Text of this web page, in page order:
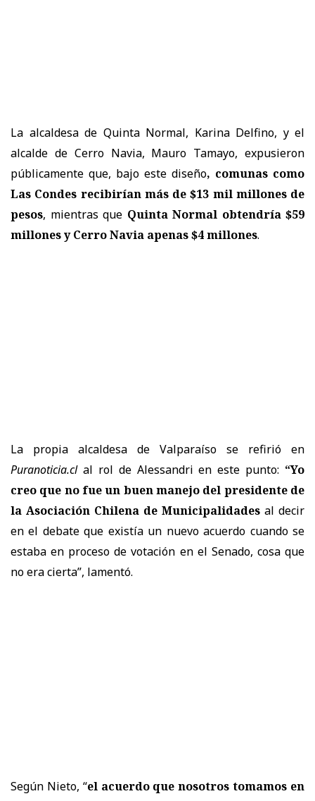
La alcaldesa de Quinta Normal, Karina Delfino, y el
alcalde de Cerro Navia, Mauro Tamayo, expusieron
públicamente que, bajo este diseño, comunas como
Las Condes recibirían más de $13 mil millones de
pesos, mientras que Quinta Normal obtendría $59
millones y Cerro Navia apenas $4 millones.
La propia alcaldesa de Valparaíso se refirió en
Puranoticia.clal rol de Alessandri en este punto: “Yo
creo que no fue un buen manejo del presidente de
la Asociación Chilena de Municipalidades al decir
en el debate que existía un nuevo acuerdo cuando se
estaba en proceso de votación en el Senado, cosa que
no era cierta”, lamentó.
Según Nieto, “el acuerdo que nosotros tomamos en